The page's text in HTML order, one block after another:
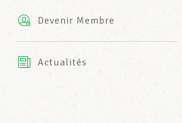
Devenir Membre
Actualités